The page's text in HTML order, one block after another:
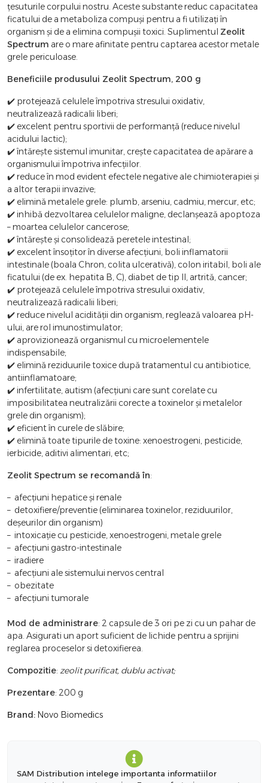
țesuturile corpului nostru. Aceste substante reduc capacitatea
ficatului de a metaboliza compuși pentru a fi utilizați în
organism și de a elimina compușii toxici. Suplimentul Zeolit
Spectrum are o mare afinitate pentru captarea acestor metale
grele periculoase.
Beneficiile produsului Zeolit Spectrum, 200 g
✔️ protejează celulele împotriva stresului oxidativ,
neutralizează radicalii liberi;
✔️ excelent pentru sportivii de performanţă (reduce nivelul
acidului lactic);
✔️ întăreşte sistemul imunitar, creşte capacitatea de apărare a
organismului împotriva infecţiilor.
✔️ reduce în mod evident efectele negative ale chimioterapiei şi
a altor terapii invazive;
✔️ elimină metalele grele: plumb, arseniu, cadmiu, mercur, etc;
✔️ inhibă dezvoltarea celulelor maligne, declanşează apoptoza
– moartea celulelor cancerose;
✔️ întăreşte şi consolidează peretele intestinal;
✔️ excelent însoţitor în diverse afecţiuni, boli inflamatorii
intestinale (boala Chron, colita ulcerativă), colon iritabil, boli ale
ficatului (de ex. hepatita B, C), diabet de tip II, artrită, cancer;
✔️ protejează celulele împotriva stresului oxidativ,
neutralizează radicalii liberi;
✔️ reduce nivelul acidităţii din organism, reglează valoarea pH-
ului, are rol imunostimulator;
✔️ aprovizionează organismul cu microelementele
indispensabile;
✔️ elimină reziduurile toxice după tratamentul cu antibiotice,
antiinflamatoare;
✔️ infertilitate, autism (afecţiuni care sunt corelate cu
imposibilitatea neutralizării corecte a toxinelor şi metalelor
grele din organism);
✔️ eficient în curele de slăbire;
✔️ elimină toate tipurile de toxine: xenoestrogeni, pesticide,
ierbicide, aditivi alimentari, etc;
Zeolit Spectrum se recomandă în:
– afecţiuni hepatice şi renale
– detoxifiere/preventie (eliminarea toxinelor, reziduurilor,
deşeurilor din organism)
– intoxicaţie cu pesticide, xenoestrogeni, metale grele
– afecţiuni gastro-intestinale
– iradiere
– afecţiuni ale sistemului nervos central
– obezitate
– afecţiuni tumorale
Mod de administrare: 2 capsule de 3 ori pe zi cu un pahar de
apa. Asigurati un aport suficient de lichide pentru a sprijini
reglarea proceselor si detoxifierea.
Compozitie: zeolit purificat, dublu activat;
Prezentare: 200 g
Brand: Novo Biomedics
SAM Distribution intelege importanta informatiilor